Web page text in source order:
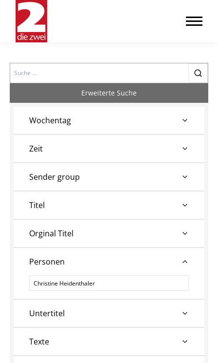
Search
Erweiterte Suche
Wochentag
Zeit
Sender group
Titel
Orginal Titel
Personen
Personen
Untertitel
Texte